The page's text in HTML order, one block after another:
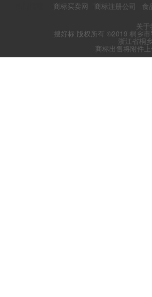
商标买卖网 商标注册公司
食
关
搜好标 版权所有 ©2019 桐乡
浙江省桐
商标出售将附件